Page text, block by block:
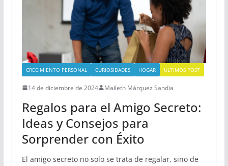
CRECIMIENTO PERSONAL CURIOSIDADES HOGAR ULTIMOS POST
14 de diciembre de 2024 Maileth Márquez Sandia
Regalos para el Amigo Secreto:
Ideas y Consejos para
Sorprender con Éxito
El amigo secreto no solo se trata de regalar, sino de